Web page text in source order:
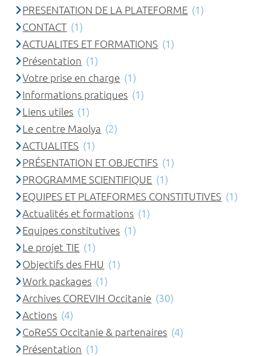
PRESENTATION DE LA PLATEFORME (1)
CONTACT (1)
ACTUALITES ET FORMATIONS (1)
Présentation (1)
Votre prise en charge (1)
Informations pratiques (1)
Liens utiles (1)
Le centre Maolya (2)
ACTUALITES (1)
PRÉSENTATION ET OBJECTIFS (1)
PROGRAMME SCIENTIFIQUE (1)
EQUIPES ET PLATEFORMES CONSTITUTIVES (1)
Actualités et formations (1)
Equipes constitutives (1)
Le projet TIE (1)
Objectifs des FHU (1)
Work packages (1)
Archives COREVIH Occitanie (30)
Actions (4)
CoReSS Occitanie & partenaires (4)
Présentation (1)